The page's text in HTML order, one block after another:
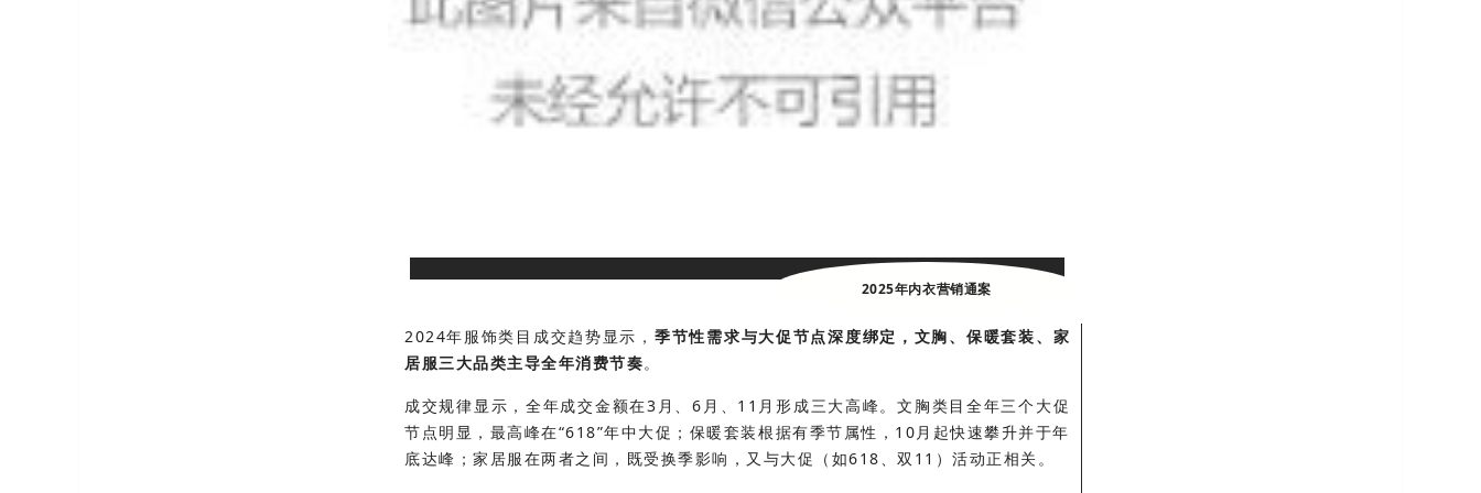
2025年内衣营销通案
2024年服饰类目成交趋势显示， 季节性需求与大促节点深度绑定，文胸、保暖套装、家
居服三大品类主导全年消费节奏。
成交规律显示，全年成交金额在3月、6月、11月形成三大高峰。文胸类目全年三个大促
节点明显，最高峰在“618”年中大促；保暖套装根据有季节属性，10月起快速攀升并于年
底达峰；家居服在两者之间，既受换季影响，又与大促（如618、双11）活动正相关。